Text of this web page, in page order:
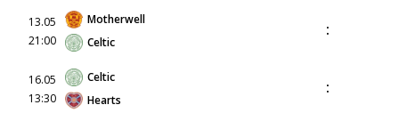
13.05
21:00
Motherwell
Celtic
:
16.05
13:30
Celtic
Hearts
: